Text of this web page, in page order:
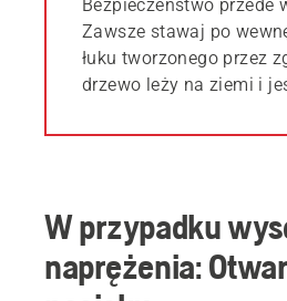
Bezpieczeństwo przede
Zawsze stawaj po
łuku tworzonego przez
drzewo leży na ziemi i
W przypadku
naprężenia: